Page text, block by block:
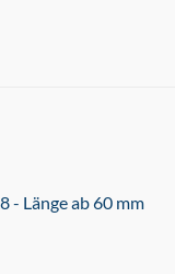
- Länge ab 60 mm